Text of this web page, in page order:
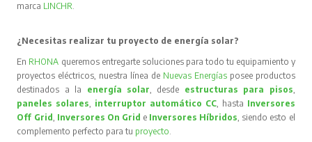
marca LINCHR.
¿Necesitas realizar tu proyecto de energía solar?
En RHONA queremos entregarte soluciones para todo tu equipamiento y
proyectos eléctricos, nuestra línea de Nuevas Energíasposee productos
destinados a la energía solar, desde estructuras para pisos,
paneles solares, interruptor automático CC, hasta Inversores
Off Grid, Inversores On Grid e Inversores Híbridos, siendo esto el
complemento perfecto para tu proyecto.